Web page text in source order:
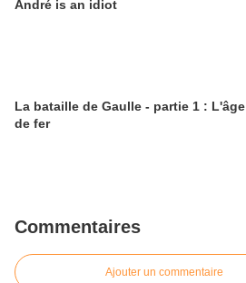
André is an idiot
La bataille de Gaulle - partie 1 : L'âge
de fer
Commentaires
Ajouter un commentaire